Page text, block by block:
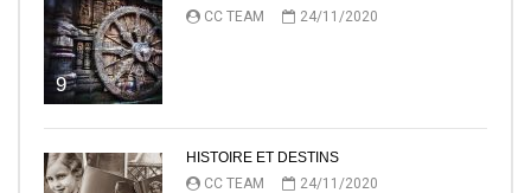
9
CC TEAM
24/11/2020
HISTOIRE ET DESTINS
CC TEAM
24/11/2020